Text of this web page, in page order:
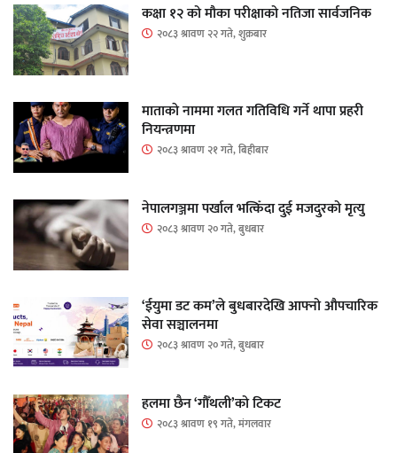
कक्षा १२ को मौका परीक्षाको नतिजा सार्वजनिक
२०८३ श्रावण २२ गते, शुक्रबार
माताकाे नाममा गलत गतिविधि गर्ने थापा प्रहरी
नियन्त्रणमा
२०८३ श्रावण २१ गते, बिहीबार
नेपालगञ्जमा पर्खाल भत्किँदा दुई मजदुरको मृत्यु
२०८३ श्रावण २० गते, बुधबार
‘ईयुमा डट कम’ले बुधबारदेखि आफ्नो औपचारिक
सेवा सञ्चालनमा
२०८३ श्रावण २० गते, बुधबार
हलमा छैन ‘गौँथली’को टिकट
२०८३ श्रावण १९ गते, मंगलवार